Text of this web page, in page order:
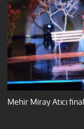
Mehir Miray Atıcı